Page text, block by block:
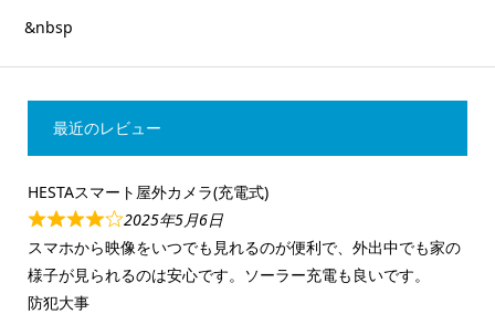
&nbsp
最近のレビュー
HESTAスマート屋外カメラ(充電式)
2025年5月6日
スマホから映像をいつでも見れるのが便利で、外出中でも家の
様子が見られるのは安心です。ソーラー充電も良いです。
防犯大事